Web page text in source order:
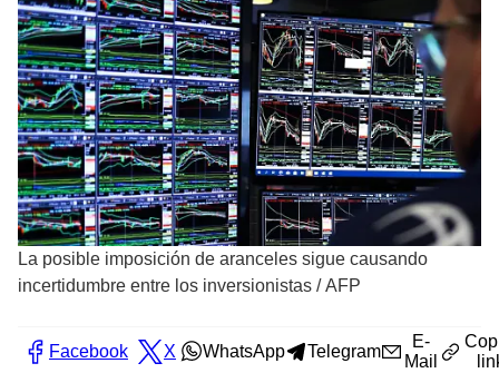
La posible imposición de aranceles sigue causando
incertidumbre entre los inversionistas /AFP
Facebook X WhatsApp Telegram
E-
Mail